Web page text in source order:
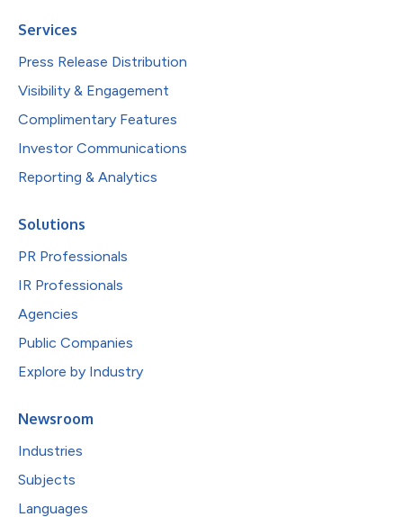
Services
Press Release Distribution
Visibility & Engagement
Complimentary Features
Investor Communications
Reporting & Analytics
Solutions
PR Professionals
IR Professionals
Agencies
Public Companies
Explore by Industry
Newsroom
Industries
Subjects
Languages